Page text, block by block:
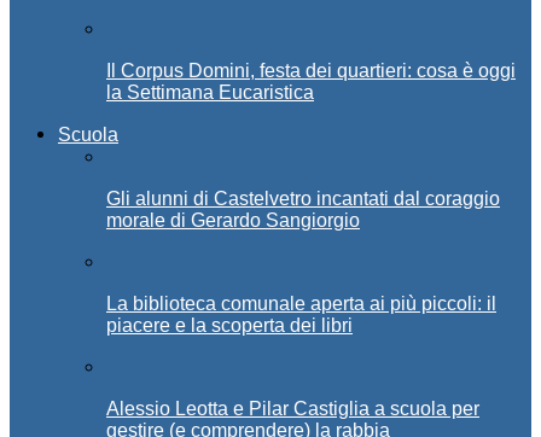
Il Corpus Domini, festa dei quartieri: cosa è oggi
la Settimana Eucaristica
Scuola
Gli alunni di Castelvetro incantati dal coraggio
morale di Gerardo Sangiorgio
La biblioteca comunale aperta ai più piccoli: il
piacere e la scoperta dei libri
Alessio Leotta e Pilar Castiglia a scuola per
gestire (e comprendere) la rabbia